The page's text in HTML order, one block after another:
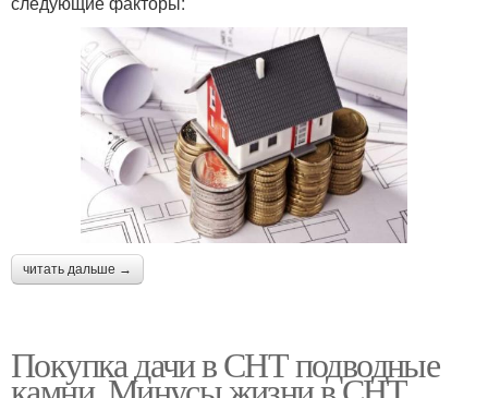
читать дальше →
Покупка дачи в СНТ подводные